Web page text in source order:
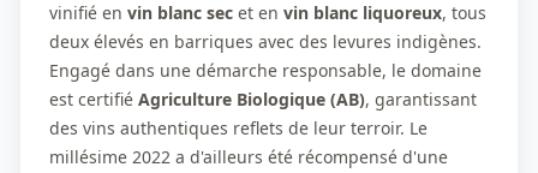
vinifié en vin blanc sec et en vin blanc liquoreux, tous
deux élevés en barriques avec des levures indigènes.
Engagé dans une démarche responsable, le domaine
est certifié Agriculture Biologique (AB), garantissant
des vins authentiques reflets de leur terroir. Le
millésime 2022 a d'ailleurs été récompensé d'une